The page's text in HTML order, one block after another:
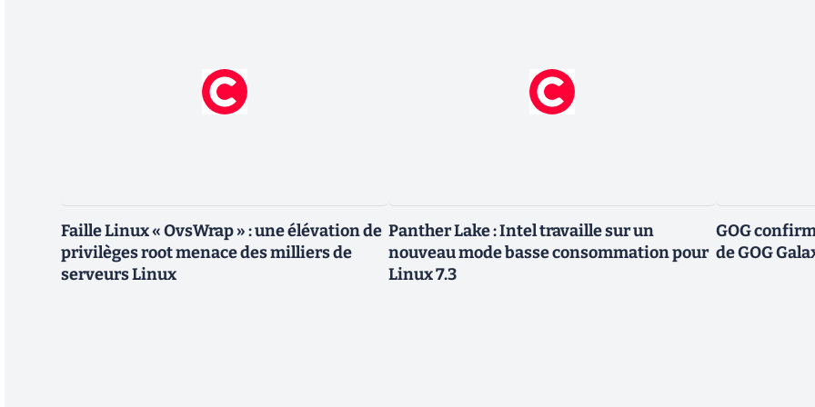
Faille Linux « OvsWrap » : une élévation de
privilèges root menace des milliers de
serveurs Linux
Panther Lake : Intel travaille sur un
nouveau mode basse consommation pour
Linux 7.3
GOG
de GOG